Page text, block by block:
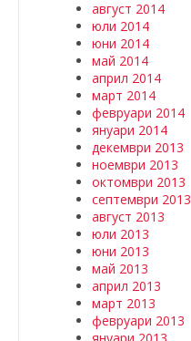
август 2014
юли 2014
юни 2014
май 2014
април 2014
март 2014
февруари 2014
януари 2014
декември 2013
ноември 2013
октомври 2013
септември 2013
август 2013
юли 2013
юни 2013
май 2013
април 2013
март 2013
февруари 2013